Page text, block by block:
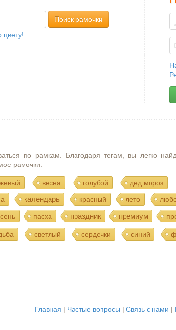
Поиск рамочки
цвету!
по рамкам. Благодаря тегам, вы легко
рамочки.
весна голубой дед мороз
календарь красный лето
пасха праздник премиум
светлый сердечки синий
Главная | Частые вопросы | Связь с нами |